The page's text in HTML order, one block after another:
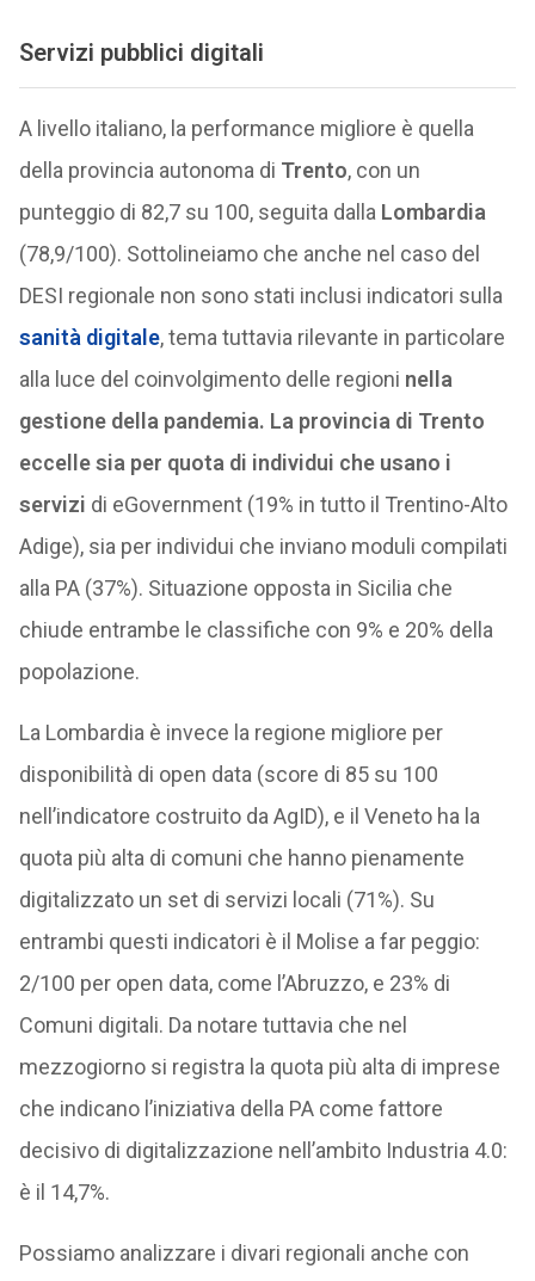
Servizi pubblici digitali
A livello italiano, la performance migliore è quella
della provincia autonoma di Trento, con un
punteggio di 82,7 su 100, seguita dalla Lombardia
(78,9/100). Sottolineiamo che anche nel caso del
DESI regionale non sono stati inclusi indicatori sulla
sanità digitale, tema tuttavia rilevante in particolare
alla luce del coinvolgimento delle regioni nella
gestione della pandemia. La provincia di Trento
eccelle sia per quota di individui che usano i
servizi di eGovernment (19% in tutto il Trentino-Alto
Adige), sia per individui che inviano moduli compilati
alla PA (37%). Situazione opposta in Sicilia che
chiude entrambe le classifiche con 9% e 20% della
popolazione.
La Lombardia è invece la regione migliore per
disponibilità di open data (score di 85 su 100
nell’indicatore costruito da AgID), e il Veneto ha la
quota più alta di comuni che hanno pienamente
digitalizzato un set di servizi locali (71%). Su
entrambi questi indicatori è il Molise a far peggio:
2/100 per open data, come l’Abruzzo, e 23% di
Comuni digitali. Da notare tuttavia che nel
mezzogiorno si registra la quota più alta di imprese
che indicano l’iniziativa della PA come fattore
decisivo di digitalizzazione nell’ambito Industria 4.0:
è il 14,7%.
Possiamo analizzare i divari regionali anche con